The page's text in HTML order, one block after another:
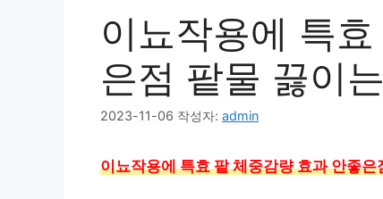
이뇨작용에 특
은점 팥물 끓이
2023-11-06 작성자: admin
이뇨작용에 특효 팥 체중감량 효과 안좋은